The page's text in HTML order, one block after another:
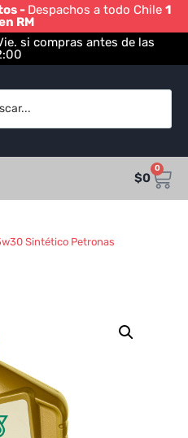
- Despachos a todo Chile 1
RM
si compras antes de las
$0
0
Sintético Petronas